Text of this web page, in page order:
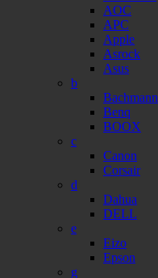
AOC
APC
Apple
Asrock
Asus
b
Bachmann
Benq
BOOX
c
Canon
Corsair
d
Dahua
DELL
e
Eizo
Epson
g